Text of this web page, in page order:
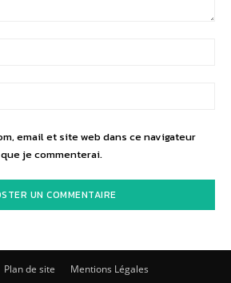
email et site web dans ce navigateur
je commenterai.
Plan de site Mentions Légales